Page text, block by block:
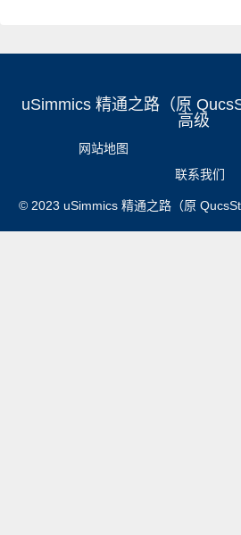
uSimmics 精通之路（原
高级
网站地图
联系我们
© 2023 uSimmics 精通之路（原